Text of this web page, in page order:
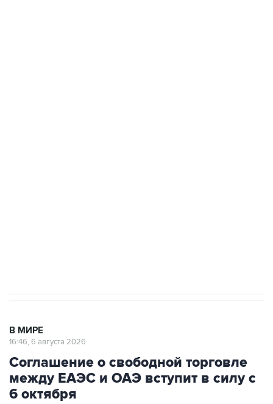
В МИРЕ
16:46, 6 августа 2026
Соглашение о свободной торговле
между ЕАЭС и ОАЭ вступит в силу с
6 октября